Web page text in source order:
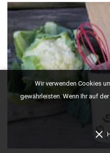
Wir verwenden Cookies
gewährleisten. Wenn Ihr auf